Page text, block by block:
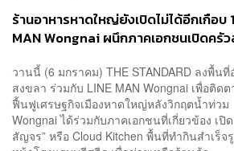
ร้านอาหารหาดใหญ่ยังเปิดไม่ได้อีกเกือบ
MAN Wongnai ผนึกภาคเอกชนเปิดครั
ช่วงตรุษจีน
วานนี้ (6 มกราคม) THE STANDARD ลงพื้น
สงขลา ร่วมกับ LINE MAN Wongnai เพื่อติด
ฟื้นฟูเศรษฐกิจเมืองหาดใหญ่หลังวิกฤตน้ำท่ว
Wongnai ได้ร่วมกับภาคเอกชนที่เกี่ยวข้อง เปิ
สัญจร” หรือ Cloud Kitchen พื้นที่ทำกินสำเร็